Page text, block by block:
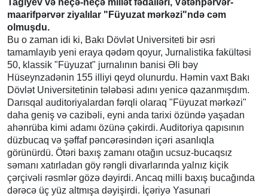
maarifpərvər ziyalılar "Füyuzat mərkəzi"ndə cəm
olmuşdu.
Bu o zaman idi ki, Bakı Dövlət Universiteti bir əsri
tamamlayıb yeni eraya qədəm qoyur, Jurnalistika fakültəsi
50, klassik "Füyuzat" jurnalının banisi Əli bəy
Hüseynzadənin 155 illiyi qeyd olunurdu. Həmin vaxt Bakı
Dövlət Universitetinin tələbəsi adını yenicə qazanmışdım.
Darısqal auditoriyalardan fərqli olaraq "Füyuzat mərkəzi"
daha geniş və cazibəli, eyni anda tarixi özündə yaşadan
ahənrüba kimi adamı özünə çəkirdi. Auditoriya qapısının
düzbucaq və şəffaf pəncərəsindən içəri asanlıqla
görünürdü. Ötəri baxış zamanı otağın ucsuz-bucaqsız
səmanı xatırladan göy rəngli divarlarında yalnız kiçik
çərçivəli rəsmlər gözə dəyirdi. Ancaq milli baxış bucağında
dərəcə üç yüz altmışa dəyişirdi. İçəriyə Yasunari